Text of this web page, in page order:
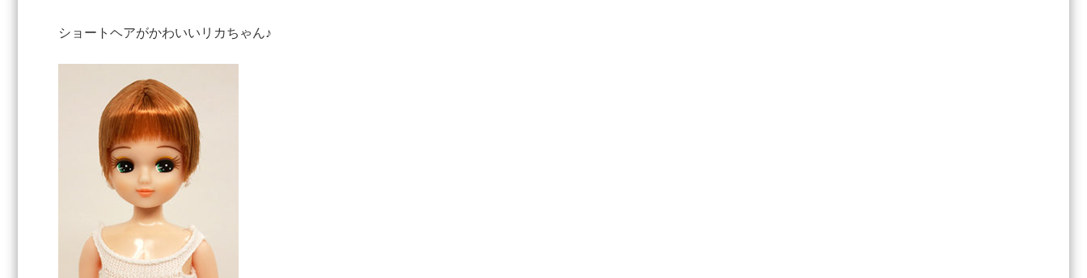
ショートヘアがかわいいリカちゃん♪